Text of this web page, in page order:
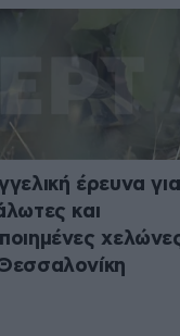
έρευνα για
και